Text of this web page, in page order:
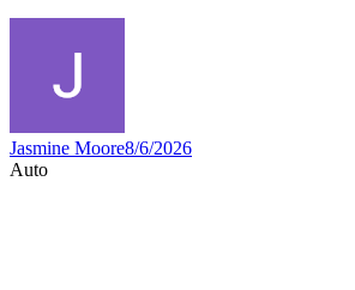
Jasmine Moore8/6/2026
Auto